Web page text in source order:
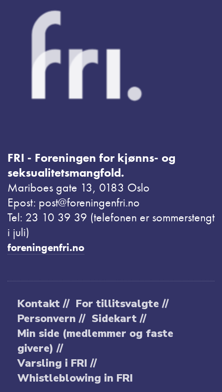
FRI - Foreningen for kjønns- og
seksualitetsmangfold.
Mariboes gate 13, 0183 Oslo
Epost: post@foreningenfri.no
Tel: 23 10 39 39 (telefonen er sommerstengt
i juli)
foreningenfri.no
Kontakt // For tillitsvalgte //
Personvern // Sidekart //
Min side (medlemmer og faste
givere) //
Varsling i FRI //
Whistleblowing in FRI